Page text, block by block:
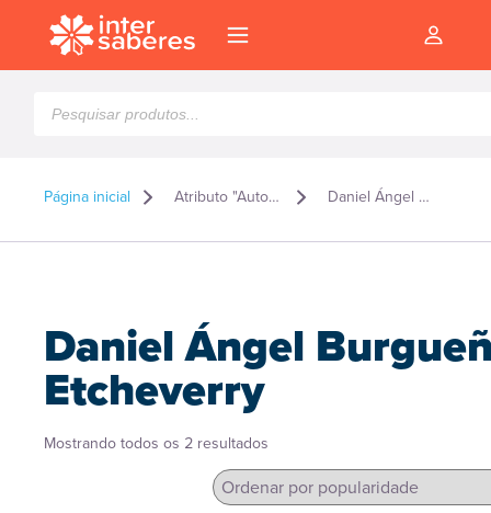
produtos
Página inicial Atributo "Autor" de produto Daniel Ángel Burgueño Etcheverry
Daniel Ángel
Etcheverry
Mostrando todos os 2 resultados
popularidade